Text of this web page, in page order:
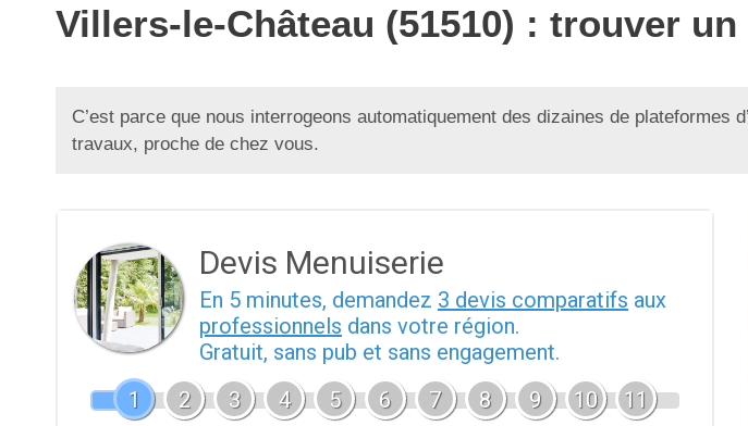
Villers-le-Château (51510) : trouver
C’est parce que nous interrogeons automatiquement des dizaines de
travaux, proche de chez vous.
Devis Menuiserie
En 5 minutes, demandez 3 devis comparatifs aux
professionnels dans votre région.
Gratuit, sans pub et sans engagement.
1
2 3 4 5 6 7 8 9 10 11